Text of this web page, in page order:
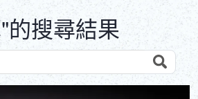
Email
Copy URL
的搜尋結果